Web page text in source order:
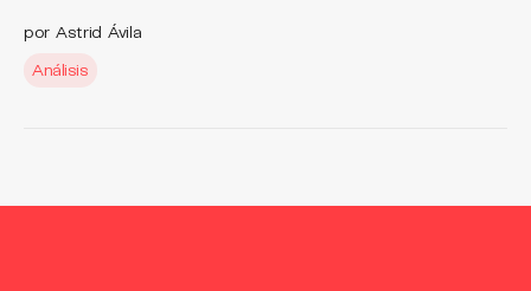
por Astrid Ávila
Análisis